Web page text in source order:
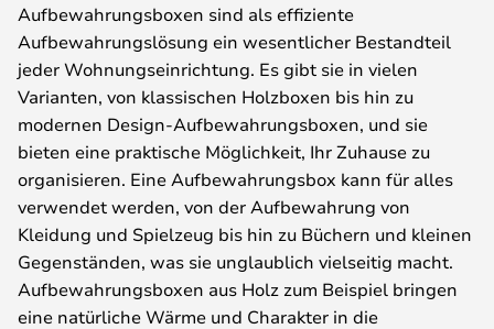
Aufbewahrungsboxen sind als effiziente
Aufbewahrungslösung ein wesentlicher Bestandteil
jeder Wohnungseinrichtung. Es gibt sie in vielen
Varianten, von klassischen Holzboxen bis hin zu
modernen Design-Aufbewahrungsboxen, und sie
bieten eine praktische Möglichkeit, Ihr Zuhause zu
organisieren. Eine Aufbewahrungsbox kann für alles
verwendet werden, von der Aufbewahrung von
Kleidung und Spielzeug bis hin zu Büchern und kleinen
Gegenständen, was sie unglaublich vielseitig macht.
Aufbewahrungsboxen aus Holz zum Beispiel bringen
eine natürliche Wärme und Charakter in die